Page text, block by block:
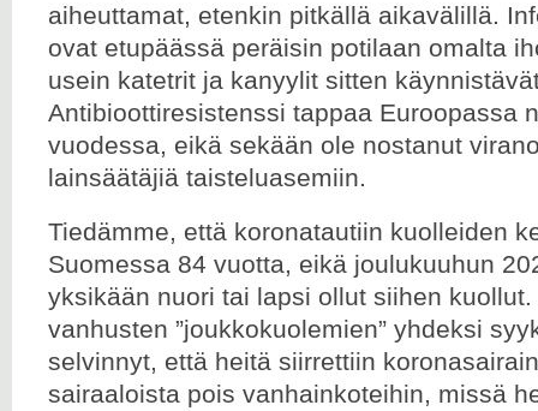
aiheuttamat, etenkin pitkällä aikavälillä.
ovat etupäässä peräisin potilaan omalta
usein katetrit ja kanyylit sitten
Antibioottiresistenssi tappaa Euroopassa
vuodessa, eikä sekään ole nostanut
lainsäätäjiä taisteluasemiin.
Tiedämme, että koronatautiin kuolleiden
Suomessa 84 vuotta, eikä joulukuuhun
yksikään nuori tai lapsi ollut siihen
vanhusten ”joukkokuolemien” yhdeksi
selvinnyt, että heitä siirrettiin
sairaaloista pois vanhainkoteihin, missä